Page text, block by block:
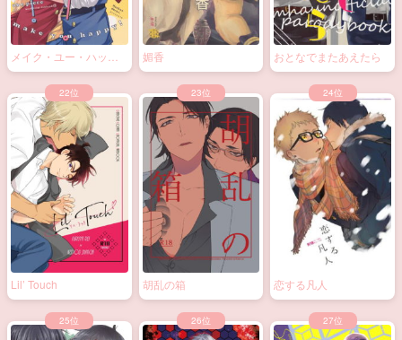
メイク・ユー・ハッピ
ー！
媚香 おとなでまたあえたら
Lil’ Touch 胡乱の箱 恋する凡人